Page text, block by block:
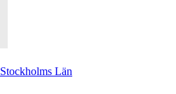
Stockholms Län